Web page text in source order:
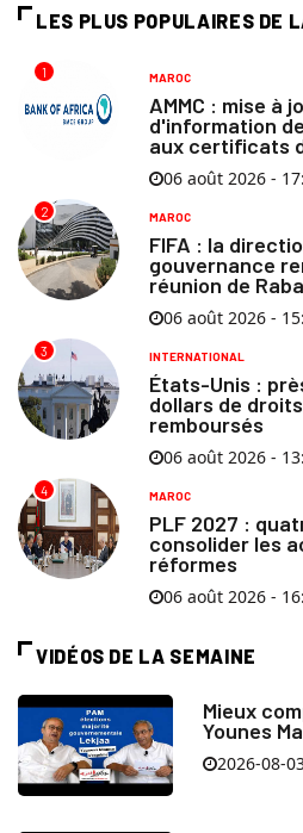
LES PLUS POPULAIRES DE
1 MAROC
AMMC : mise à
d'information
aux certificats
06 août 2026 -
2 MAROC
FIFA : la
gouvernance
réunion de
06 août 2026 -
3 INTERNATIONAL
États-Unis :
dollars de
remboursés
06 août 2026 -
4 MAROC
PLF 2027 :
consolider les
réformes
06 août 2026 -
VIDÉOS DE LA SEMAINE
Mieux
Younes
2026-08-